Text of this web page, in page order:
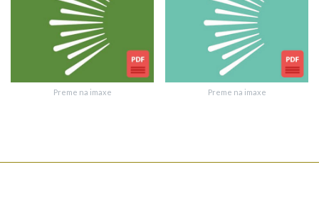
Texto de verificación
Preme na imaxe Preme na imaxe